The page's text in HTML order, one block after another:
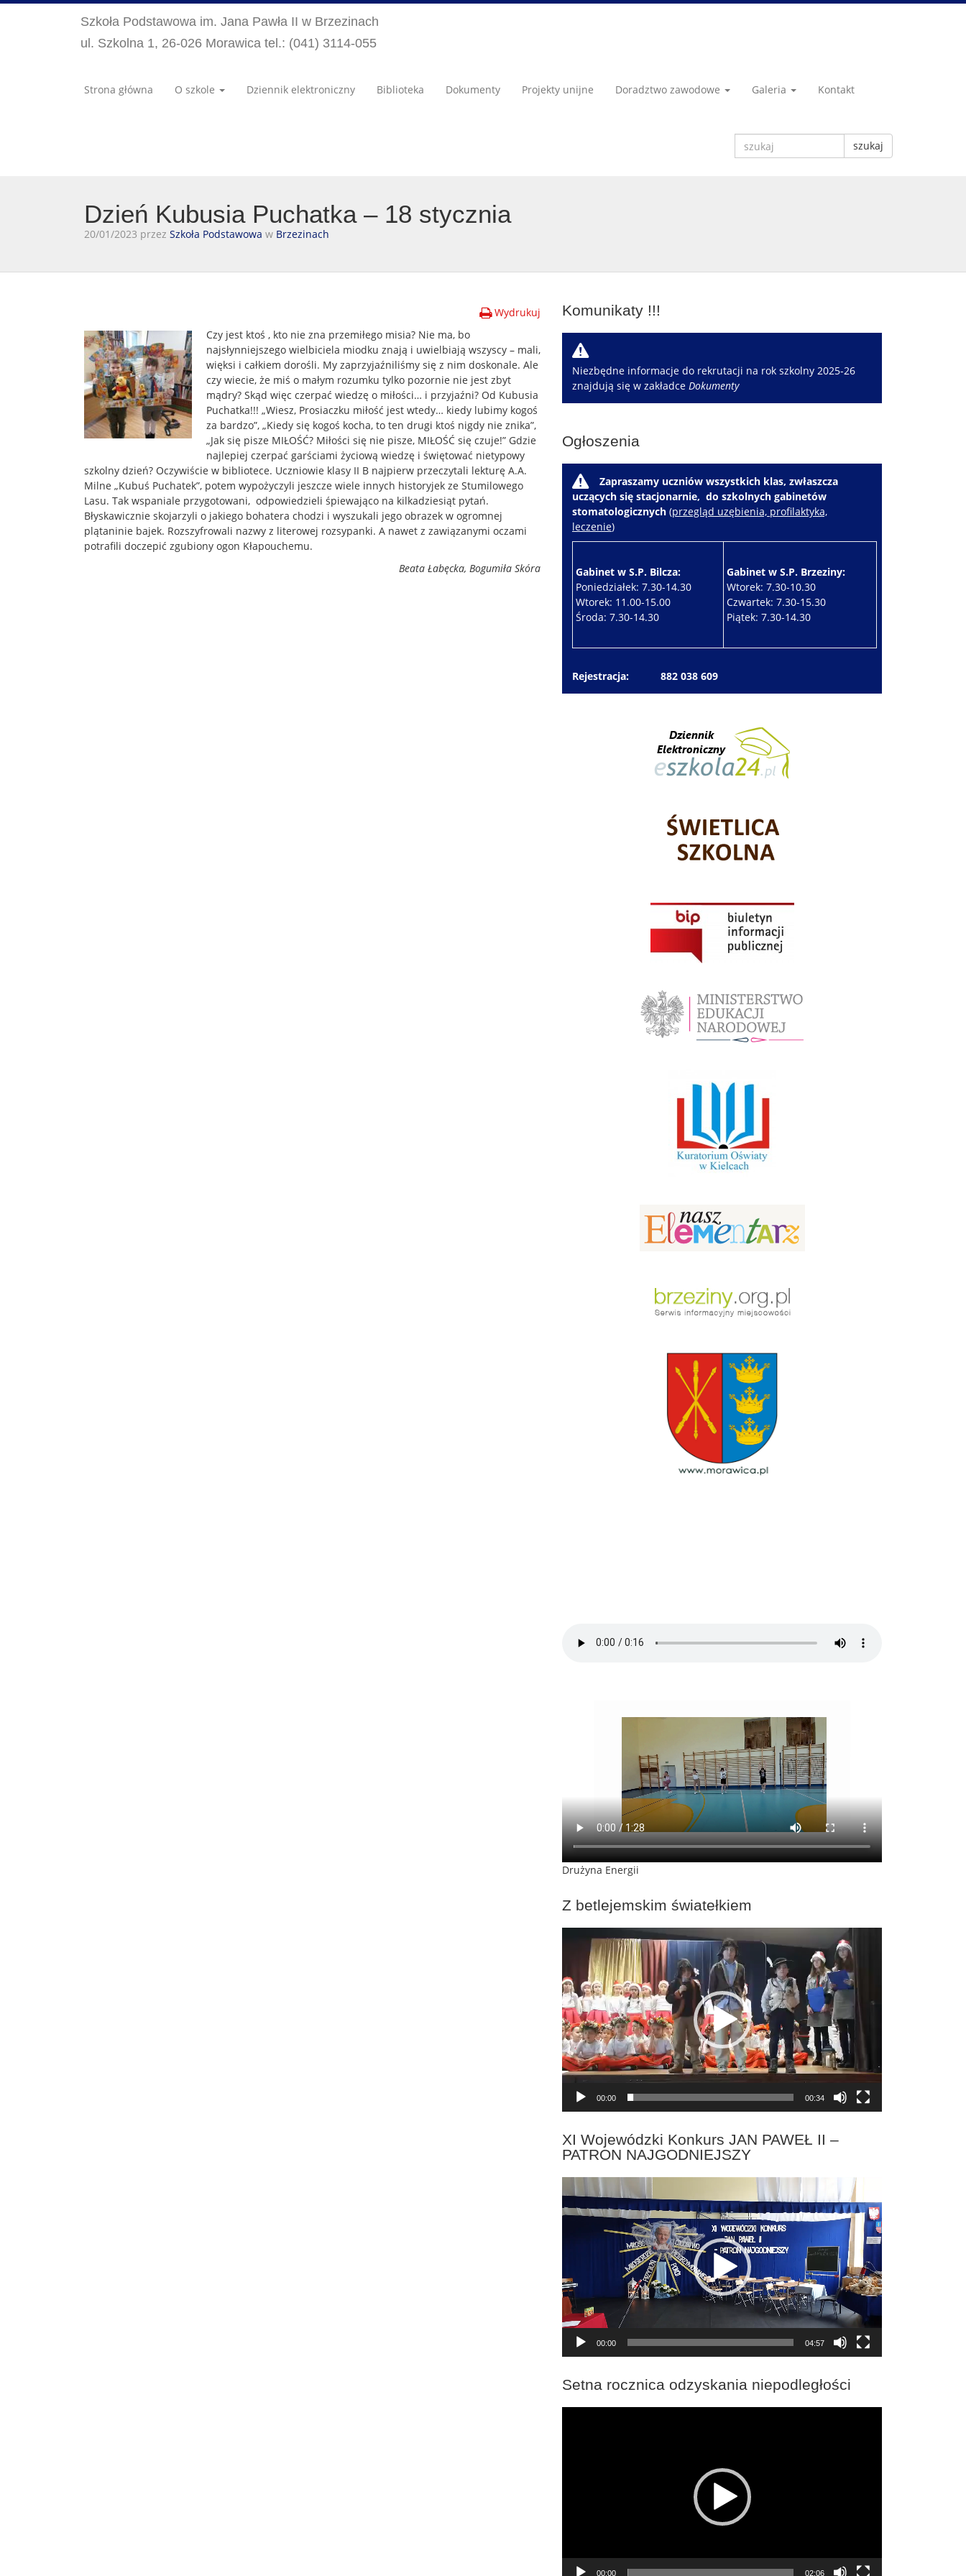
Szkoła Podstawowa im. Jana Pawła II w Brzezinach
ul. Szkolna 1, 26-026 Morawica tel.: (041) 3114-055
Strona główna O szkole Dziennik elektroniczny Biblioteka Dokumenty Projekty unijne Doradztwo zawodowe Galeria Kontakt
szukaj
Dzień Kubusia Puchatka – 18 stycznia
20/01/2023 przez Szkoła Podstawowa w Brzezinach
Wydrukuj
Czy jest ktoś , kto nie zna przemiłego misia? Nie ma, bo
najsłynniejszego wielbiciela miodku znają i uwielbiają wszyscy – mali,
więksi i całkiem dorośli. My zaprzyjaźniliśmy się z nim doskonale. Ale
czy wiecie, że miś o małym rozumku tylko pozornie nie jest zbyt
mądry? Skąd więc czerpać wiedzę o miłości… i przyjaźni? Od Kubusia
Puchatka!!! „Wiesz, Prosiaczku miłość jest wtedy… kiedy lubimy kogoś
za bardzo”, „Kiedy się kogoś kocha, to ten drugi ktoś nigdy nie znika”,
„Jak się pisze MIŁOŚĆ? Miłości się nie pisze, MIŁOŚĆ się czuje!” Gdzie
najlepiej czerpać garściami życiową wiedzę i świętować nietypowy
szkolny dzień? Oczywiście w bibliotece. Uczniowie klasy II B najpierw przeczytali lekturę A.A.
Milne „Kubuś Puchatek”, potem wypożyczyli jeszcze wiele innych historyjek ze Stumilowego
Lasu. Tak wspaniale przygotowani, odpowiedzieli śpiewająco na kilkadziesiąt pytań.
Błyskawicznie skojarzyli o jakiego bohatera chodzi i wyszukali jego obrazek w ogromnej
plątaninie bajek. Rozszyfrowali nazwy z literowej rozsypanki. A nawet z zawiązanymi oczami
potrafili doczepić zgubiony ogon Kłapouchemu.
Beata Łabęcka, Bogumiła Skóra
Komunikaty !!!
W
Niezbędne informacje do rekrutacji na rok szkolny 2025-26
znajdują się w zakładce Dokumenty
Ogłoszenia
W
Zapraszamy uczniów wszystkich klas, zwłaszcza
uczących się stacjonarnie, do szkolnych gabinetów
stomatologicznych (przegląd uzębienia, profilaktyka,
leczenie)
Gabinet w S.P. Bilcza:
Poniedziałek: 7.30-14.30
Wtorek: 11.00-15.00
Środa: 7.30-14.30
Gabinet w S.P. Brzeziny:
Wtorek: 7.30-10.30
Czwartek: 7.30-15.30
Piątek: 7.30-14.30
Rejestracja: 882 038 609
Drużyna Energii
Z betlejemskim światełkiem
Odtwarzacz
00:00 00:34
XI Wojewódzki Konkurs JAN PAWEŁ II –
PATRON NAJGODNIEJSZY
Odtwarzacz
video
00:00 04:57
Setna rocznica odzyskania niepodległości
00:00 02:06